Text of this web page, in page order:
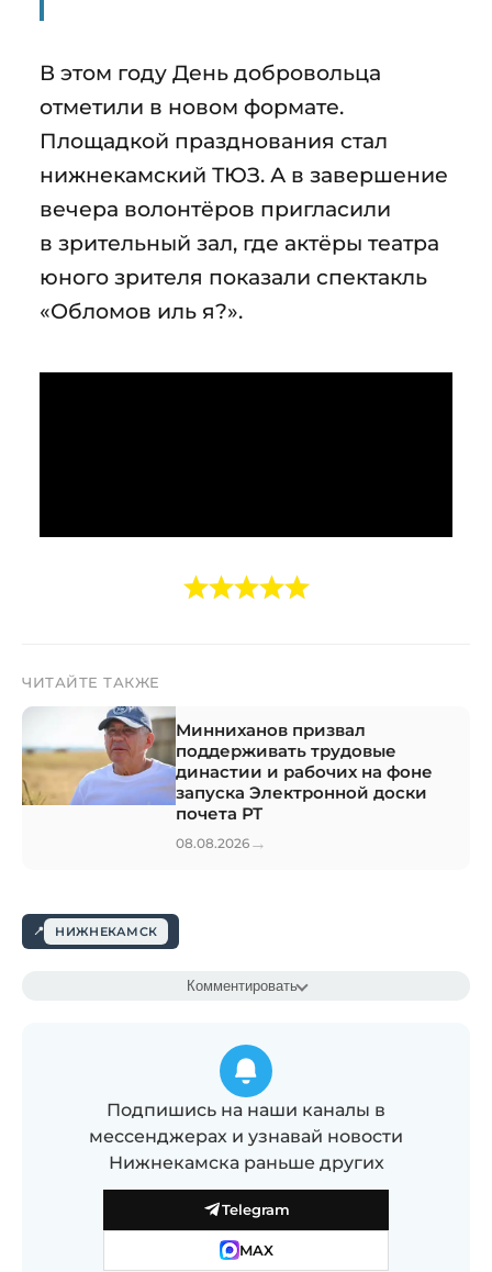
В этом году День добровольца
отметили в новом формате.
Площадкой празднования стал
нижнекамский ТЮЗ. А в завершение
вечера волонтёров пригласили
в зрительный зал, где актёры театра
юного зрителя показали спектакль
«Обломов иль я?».
ЧИТАЙТЕ ТАКЖЕ
Минниханов призвал
поддерживать трудовые
династии и рабочих на фоне
запуска Электронной доски
почета РТ
08.08.2026 →
НИЖНЕКАМСК
Комментировать
Подпишись на наши каналы в
мессенджерах и узнавай новости
Нижнекамска раньше других
Telegram
MAX